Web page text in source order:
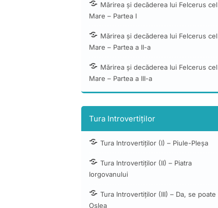
Mărirea și decăderea lui Felcerus cel
Mare – Partea I
Mărirea și decăderea lui Felcerus cel
Mare – Partea a II-a
Mărirea și decăderea lui Felcerus cel
Mare – Partea a III-a
Tura Introvertiților
Tura Introvertiților (I) – Piule-Pleșa
Tura Introvertiților (II) – Piatra
Iorgovanului
Tura Introvertiților (III) – Da, se poate
Oslea